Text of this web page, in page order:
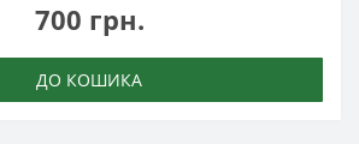
700 грн.
ДО КОШИКА